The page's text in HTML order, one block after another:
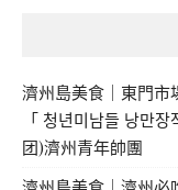
濟州島美食｜東門市
「 청년미남들 낭만
团)濟州青年帥團